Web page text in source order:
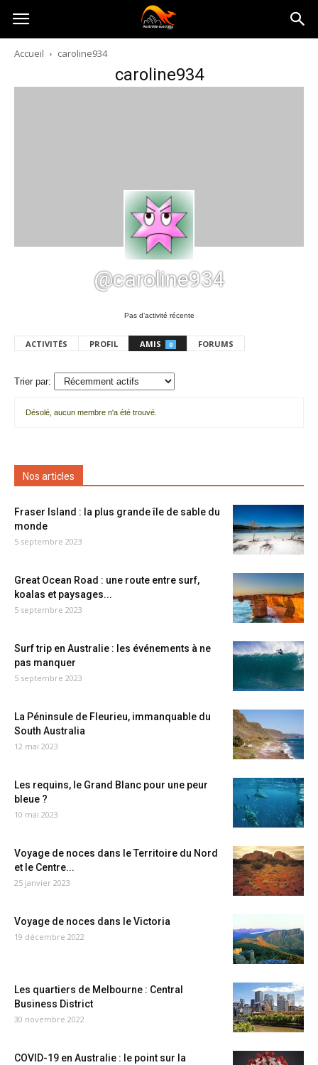
Australia-
australie.com
Accueil caroline934
caroline934
@caroline934
Pas d’activité récente
ACTIVITÉS PROFIL AMIS 0 FORUMS
Trier par:
amis
Désolé, aucun membre n'a été trouvé.
Nos articles
Fraser Island : la plus grande île de sable du
monde
5 septembre 2023
Great Ocean Road : une route entre surf,
koalas et paysages...
5 septembre 2023
Surf trip en Australie : les événements à ne
pas manquer
5 septembre 2023
La Péninsule de Fleurieu, immanquable du
South Australia
12 mai 2023
Les requins, le Grand Blanc pour une peur
bleue ?
10 mai 2023
Voyage de noces dans le Territoire du Nord
et le Centre...
25 janvier 2023
Voyage de noces dans le Victoria
19 décembre 2022
Les quartiers de Melbourne : Central
Business District
30 novembre 2022
COVID-19 en Australie : le point sur la